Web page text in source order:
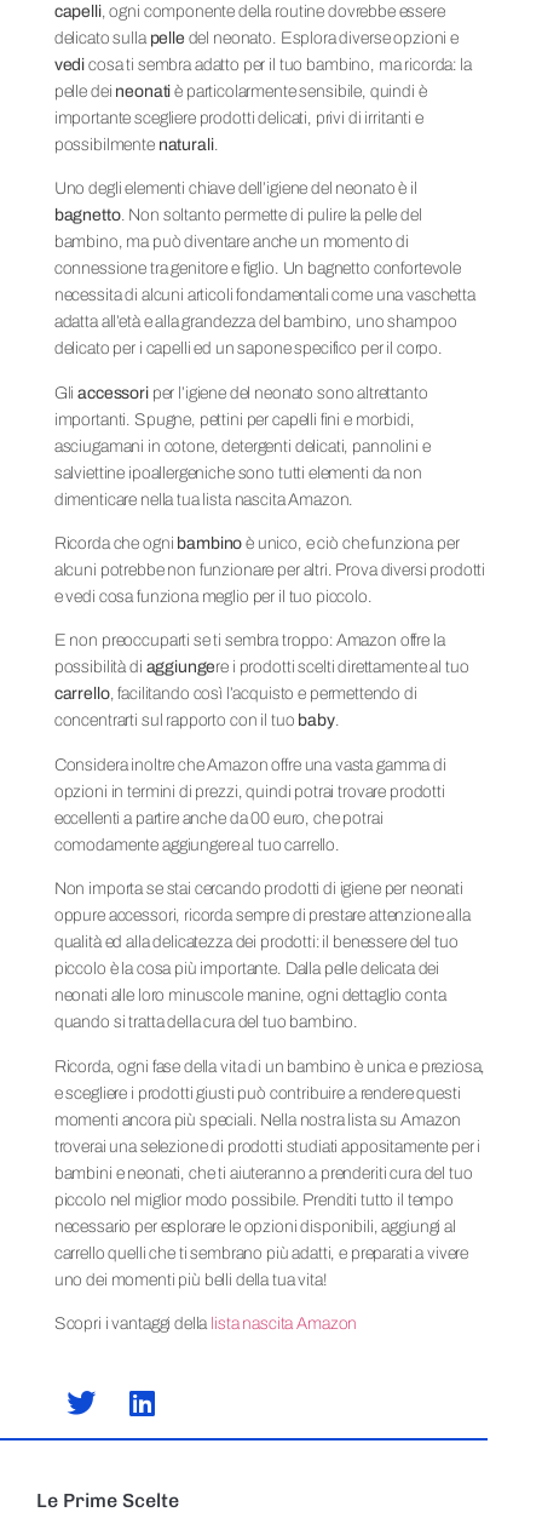
capelli, ogni componente della routine dovrebbe essere
delicato sulla pelle del neonato. Esplora diverse opzioni e
vedi cosa ti sembra adatto per il tuo bambino, ma ricorda: la
pelle dei neonati è particolarmente sensibile, quindi è
importante scegliere prodotti delicati, privi di irritanti e
possibilmente naturali.
Uno degli elementi chiave dell’igiene del neonato è il
bagnetto. Non soltanto permette di pulire la pelle del
bambino, ma può diventare anche un momento di
connessione tra genitore e figlio. Un bagnetto confortevole
necessita di alcuni articoli fondamentali come una vaschetta
adatta all’età e alla grandezza del bambino, uno shampoo
delicato per i capelli ed un sapone specifico per il corpo.
Gliaccessoriper l’igiene del neonato sono altrettanto
importanti. Spugne, pettini per capelli fini e morbidi,
asciugamani in cotone, detergenti delicati, pannolini e
salviettine ipoallergeniche sono tutti elementi da non
dimenticare nella tua lista nascita Amazon.
Ricorda che ogni bambino è unico, e ciò che funziona per
alcuni potrebbe non funzionare per altri. Prova diversi prodotti
e vedi cosa funziona meglio per il tuo piccolo.
E non preoccuparti se ti sembra troppo: Amazon offre la
possibilità di aggiungere i prodotti scelti direttamente al tuo
carrello, facilitando così l’acquisto e permettendo di
concentrarti sul rapporto con il tuo baby.
Considera inoltre che Amazon offre una vasta gamma di
opzioni in termini di prezzi, quindi potrai trovare prodotti
eccellenti a partire anche da 00 euro, che potrai
comodamente aggiungere al tuo carrello.
Non importa se stai cercando prodotti di igiene per neonati
oppure accessori, ricorda sempre di prestare attenzione alla
qualità ed alla delicatezza dei prodotti: il benessere del tuo
piccolo è la cosa più importante. Dalla pelle delicata dei
neonati alle loro minuscole manine, ogni dettaglio conta
quando si tratta della cura del tuo bambino.
Ricorda, ogni fase della vita di un bambino è unica e preziosa,
e scegliere i prodotti giusti può contribuire a rendere questi
momenti ancora più speciali. Nella nostra lista su Amazon
troverai una selezione di prodotti studiati appositamente per i
bambini e neonati, che ti aiuteranno a prenderiti cura del tuo
piccolo nel miglior modo possibile. Prenditi tutto il tempo
necessario per esplorare le opzioni disponibili, aggiungi al
carrello quelli che ti sembrano più adatti, e preparati a vivere
uno dei momenti più belli della tua vita!
Scopri i vantaggi della lista nascita Amazon
Le Prime Scelte